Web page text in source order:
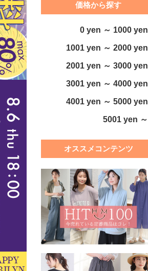
価格から探す
0 yen ～ 1000 yen
1001 yen ～ 2000 yen
2001 yen ～ 3000 yen
3001 yen ～ 4000 yen
4001 yen ～ 5000 yen
5001 yen ～
オススメコンテンツ